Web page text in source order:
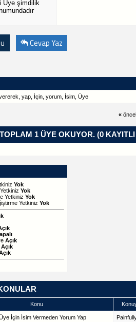
Cevap Yaz
,yap İçin ,yorum İsim ,Üye
«
1 ÜYE OKUYOR.(0
Yok
Yok
YetkinizYok
YetkinizYok
Açık
Açık
Konu
İçin İsim Vermeden Yorum Yap